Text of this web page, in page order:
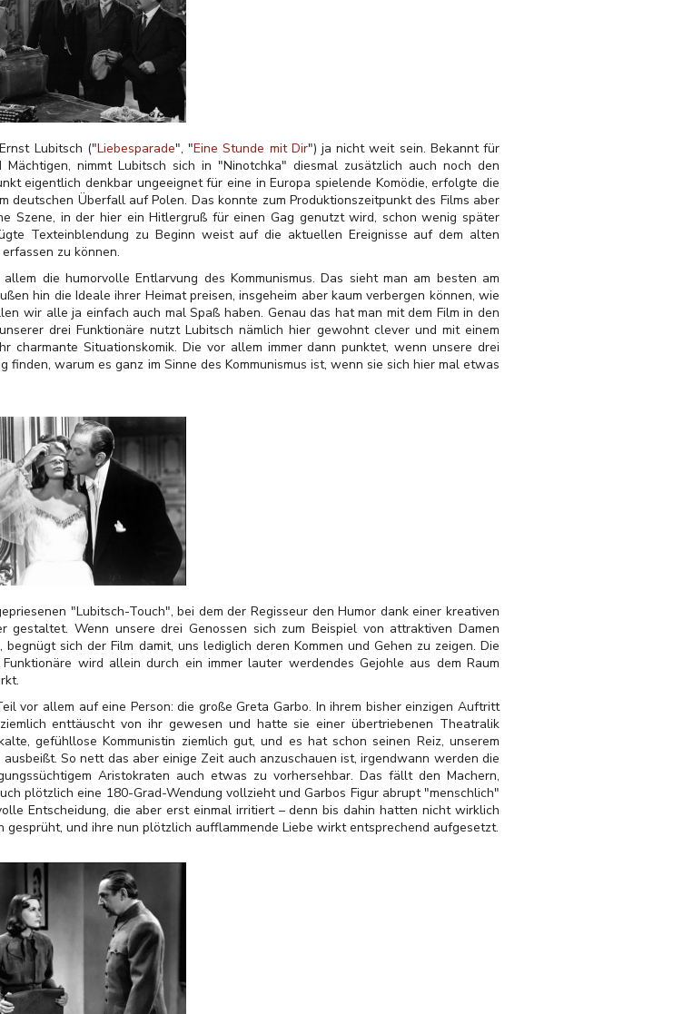
Lubitsch ("Liebesparade", "Eine Stunde mit Dir") ja nicht weit sein. Bekannt für
nimmt Lubitsch sich in "Ninotchka" diesmal zusätzlich auch noch den
eigentlich denkbar ungeeignet für eine in Europa spielende Komödie, erfolgte die
deutschen Überfall auf Polen. Das konnte zum Produktionszeitpunkt des Films aber
Szene, in der hier ein Hitlergruß für einen Gag genutzt wird, schon wenig später
Texteinblendung zu Beginn weist auf die aktuellen Ereignisse auf dem alten
zu können.
die humorvolle Entlarvung des Kommunismus. Das sieht man am besten am
hin die Ideale ihrer Heimat preisen, insgeheim aber kaum verbergen können, wie
wir alle ja einfach auch mal Spaß haben. Genau das hat man mit dem Film in den
drei Funktionäre nutzt Lubitsch nämlich hier gewohnt clever und mit einem
Situationskomik. Die vor allem immer dann punktet, wenn unsere drei
warum es ganz im Sinne des Kommunismus ist, wenn sie sich hier mal etwas
"Lubitsch-Touch", bei dem der Regisseur den Humor dank einer kreativen
gestaltet. Wenn unsere drei Genossen sich zum Beispiel von attraktiven Damen
sich der Film damit, uns lediglich deren Kommen und Gehen zu zeigen. Die
wird allein durch ein immer lauter werdendes Gejohle aus dem Raum
vor allem auf eine Person: die große Greta Garbo. In ihrem bisher einzigen Auftritt
enttäuscht von ihr gewesen und hatte sie einer übertriebenen Theatralik
gefühllose Kommunistin ziemlich gut, und es hat schon seinen Reiz, unserem
So nett das aber einige Zeit auch anzuschauen ist, irgendwann werden die
Aristokraten auch etwas zu vorhersehbar. Das fällt den Machern,
plötzlich eine 180-Grad-Wendung vollzieht und Garbos Figur abrupt "menschlich"
Entscheidung, die aber erst einmal irritiert – denn bis dahin hatten nicht wirklich
und ihre nun plötzlich aufflammende Liebe wirkt entsprechend aufgesetzt.